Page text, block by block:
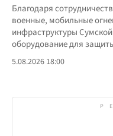
Благодаря
военные, мобильные
инфраструктуры
оборудование для
5.08.2026 18:00